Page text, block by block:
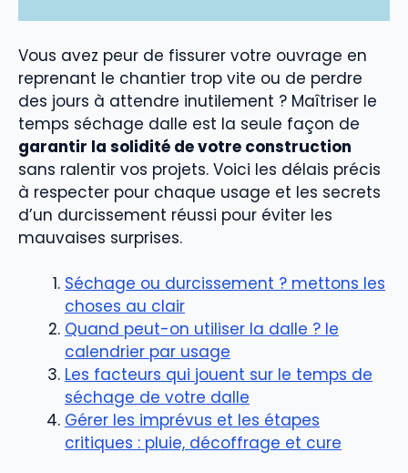
Vous avez peur de fissurer votre ouvrage en
reprenant le chantier trop vite ou de perdre
des jours à attendre inutilement ? Maîtriser le
temps séchage dalle est la seule façon de
garantir la solidité de votre construction
sans ralentir vos projets. Voici les délais précis
à respecter pour chaque usage et les secrets
d’un durcissement réussi pour éviter les
mauvaises surprises.
Séchage ou durcissement ? mettons les
choses au clair
Quand peut-on utiliser la dalle ? le
calendrier par usage
Les facteurs qui jouent sur le temps de
séchage de votre dalle
Gérer les imprévus et les étapes
critiques : pluie, décoffrage et cure